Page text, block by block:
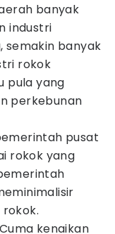
banyak
industri
semakin banyak
rokok
pula yang
perkebunan
pusat
rokok yang
kenaikan